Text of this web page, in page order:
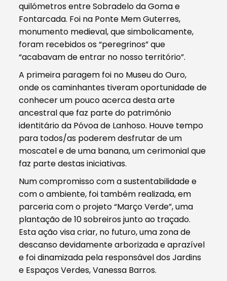
quilómetros entre Sobradelo da Goma e
Fontarcada. Foi na Ponte Mem Guterres,
monumento medieval, que simbolicamente,
foram recebidos os “peregrinos” que
“acabavam de entrar no nosso território”.
A primeira paragem foi no Museu do Ouro,
onde os caminhantes tiveram oportunidade de
conhecer um pouco acerca desta arte
ancestral que faz parte do património
identitário da Póvoa de Lanhoso. Houve tempo
para todos/as poderem desfrutar de um
moscatel e de uma banana, um cerimonial que
faz parte destas iniciativas.
Num compromisso com a sustentabilidade e
com o ambiente, foi também realizada, em
parceria com o projeto “Março Verde”, uma
plantação de 10 sobreiros junto ao traçado.
Esta ação visa criar, no futuro, uma zona de
descanso devidamente arborizada e aprazível
e foi dinamizada pela responsável dos Jardins
e Espaços Verdes, Vanessa Barros.